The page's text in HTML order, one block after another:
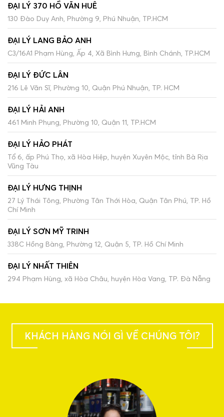
ĐẠI LÝ 370 HỒ VĂN HUÊ
130 Đào Duy Anh, Phường 9, Phú Nhuận, TP.HCM
ĐẠI LÝ LANG BẢO ANH
C3/16A1 Phạm Hùng, Ấp 4, Xã Bình Hưng, Bình Chánh, TP.HCM
ĐẠI LÝ ĐỨC LÂN
216 Lê Văn Sĩ, Phường 10, Quận Phú Nhuận, TP. HCM
ĐẠI LÝ HẢI ANH
461 Minh Phụng, Phường 10, Quận 11, TP.HCM
ĐẠI LÝ HẢO PHÁT
Tổ 6, ấp Phú Thọ, xã Hòa Hiệp, huyện Xuyên Mộc, tỉnh Bà Rịa
Vũng Tàu
ĐẠI LÝ HƯNG THỊNH
27 Lý Thái Tông, Phường Tân Thới Hòa, Quận Tân Phú, TP. Hồ
Chí Minh
ĐẠI LÝ SƠN MỸ TRINH
338C Hồng Bàng, Phường 12, Quận 5, TP. Hồ Chí Minh
ĐẠI LÝ NHẤT THIÊN
294 Phạm Hùng, xã Hòa Châu, huyện Hòa Vang, TP. Đà Nẵng
KHÁCH HÀNG NÓI GÌ VỀ CHÚNG TÔI?